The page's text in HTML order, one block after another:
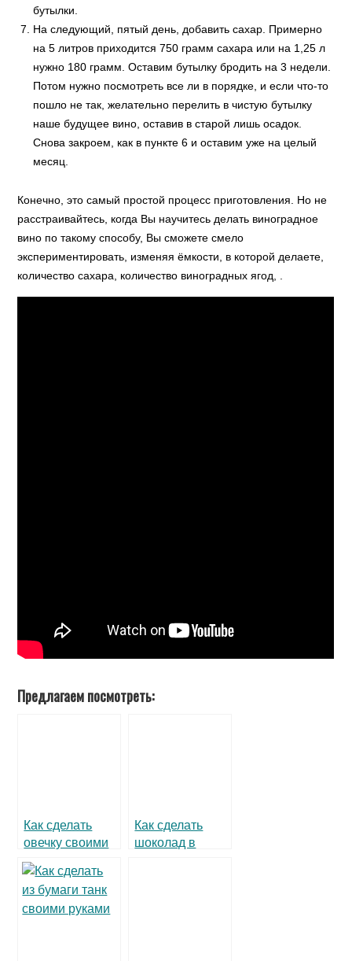
бутылки.
На следующий, пятый день, добавить сахар. Примерно
на 5 литров приходится 750 грамм сахара или на 1,25 л
нужно 180 грамм. Оставим бутылку бродить на 3 недели.
Потом нужно посмотреть все ли в порядке, и если что-то
пошло не так, желательно перелить в чистую бутылку
наше будущее вино, оставив в старой лишь осадок.
Снова закроем, как в пункте 6 и оставим уже на целый
месяц.
Конечно, это самый простой процесс приготовления. Но не
расстраивайтесь, когда Вы научитесь делать виноградное
вино по такому способу, Вы сможете смело
экспериментировать, изменяя ёмкости, в которой делаете,
количество сахара, количество виноградных ягод, .
Предлагаем посмотреть:
Как сделать
овечку своими
руками
Как сделать
шоколад в